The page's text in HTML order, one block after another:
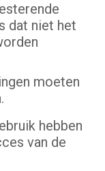
dat niet het
moeten
hebben
van de